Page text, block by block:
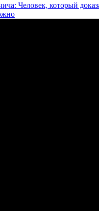
Человек, который